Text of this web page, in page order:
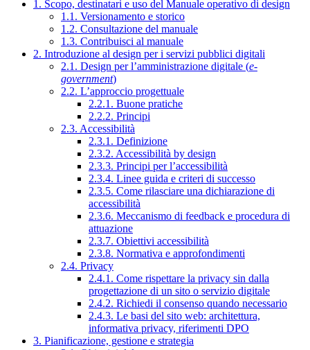
1. Scopo, destinatari e uso del Manuale operativo di design
1.1. Versionamento e storico
1.2. Consultazione del manuale
1.3. Contribuisci al manuale
2. Introduzione al design per i servizi pubblici digitali
2.1. Design per l’amministrazione digitale (e-
government)
2.2. L’approccio progettuale
2.2.1. Buone pratiche
2.2.2. Principi
2.3. Accessibilità
2.3.1. Definizione
2.3.2. Accessibilità by design
2.3.3. Principi per l’accessibilità
2.3.4. Linee guida e criteri di successo
2.3.5. Come rilasciare una dichiarazione di
accessibilità
2.3.6. Meccanismo di feedback e procedura di
attuazione
2.3.7. Obiettivi accessibilità
2.3.8. Normativa e approfondimenti
2.4. Privacy
2.4.1. Come rispettare la privacy sin dalla
progettazione di un sito o servizio digitale
2.4.2. Richiedi il consenso quando necessario
2.4.3. Le basi del sito web: architettura,
informativa privacy, riferimenti DPO
3. Pianificazione, gestione e strategia